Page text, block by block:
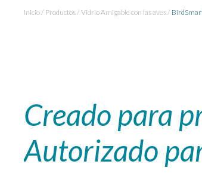
Inicio Productos Vidrio Amigable con las aves
Creado para
Autorizado